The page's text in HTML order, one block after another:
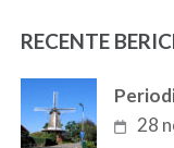
RECENTE
28